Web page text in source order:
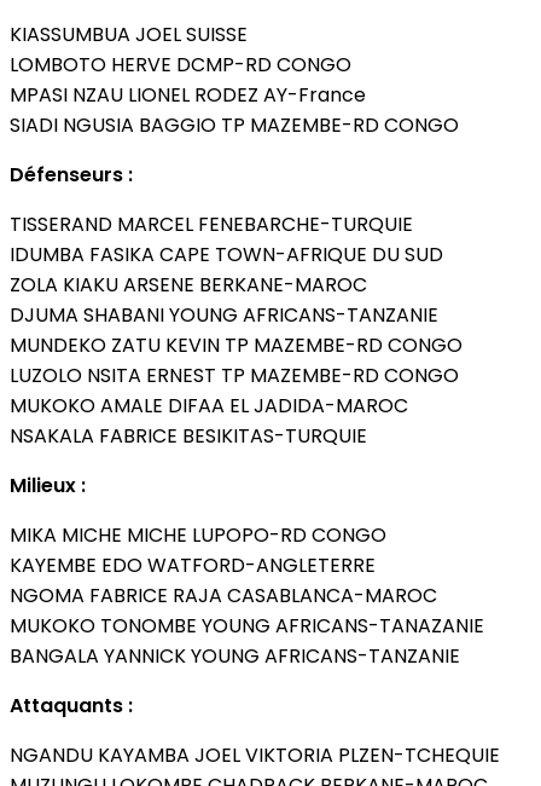
KIASSUMBUA JOEL SUISSE
LOMBOTO HERVE DCMP-RD CONGO
MPASI NZAU LIONEL RODEZ AY-France
SIADI NGUSIA BAGGIO TP MAZEMBE-RD CONGO
Défenseurs :
TISSERAND MARCEL FENEBARCHE-TURQUIE
IDUMBA FASIKA CAPE TOWN-AFRIQUE DU SUD
ZOLA KIAKU ARSENE BERKANE-MAROC
DJUMA SHABANI YOUNG AFRICANS-TANZANIE
MUNDEKO ZATU KEVIN TP MAZEMBE-RD CONGO
LUZOLO NSITA ERNEST TP MAZEMBE-RD CONGO
MUKOKO AMALE DIFAA EL JADIDA-MAROC
NSAKALA FABRICE BESIKITAS-TURQUIE
Milieux :
MIKA MICHE MICHE LUPOPO-RD CONGO
KAYEMBE EDO WATFORD-ANGLETERRE
NGOMA FABRICE RAJA CASABLANCA-MAROC
MUKOKO TONOMBE YOUNG AFRICANS-TANAZANIE
BANGALA YANNICK YOUNG AFRICANS-TANZANIE
Attaquants :
NGANDU KAYAMBA JOEL VIKTORIA PLZEN-TCHEQUIE